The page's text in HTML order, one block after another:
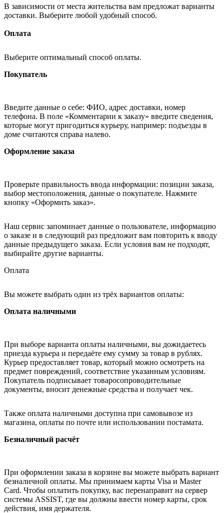
В зависимости от места жительства вам предложат варианты
доставки. Выберите любой удобный способ.
Оплата
Выберите оптимальный способ оплаты.
Покупатель
Введите данные о себе: ФИО, адрес доставки, номер
телефона. В поле «Комментарии к заказу» введите сведения,
которые могут пригодиться курьеру, например: подъезды в
доме считаются справа налево.
Оформление заказа
Проверьте правильность ввода информации: позиции заказа,
выбор местоположения, данные о покупателе. Нажмите
кнопку «Оформить заказ».
Наш сервис запоминает данные о пользователе, информацию
о заказе и в следующий раз предложит вам повторить к вводу
данные предыдущего заказа. Если условия вам не подходят,
выбирайте другие варианты.
Оплата
Вы можете выбрать один из трёх вариантов оплаты:
Оплата наличными
При выборе варианта оплаты наличными, вы дожидаетесь
приезда курьера и передаёте ему сумму за товар в рублях.
Курьер предоставляет товар, который можно осмотреть на
предмет повреждений, соответствие указанным условиям.
Покупатель подписывает товаросопроводительные
документы, вносит денежные средства и получает чек.
Также оплата наличными доступна при самовывозе из
магазина, оплаты по почте или использовании постамата.
Безналичный расчёт
При оформлении заказа в корзине вы можете выбрать вариант
безналичной оплаты. Мы принимаем карты Visa и Master
Card. Чтобы оплатить покупку, вас перенаправит на сервер
системы ASSIST, где вы должны ввести номер карты, срок
действия, имя держателя.